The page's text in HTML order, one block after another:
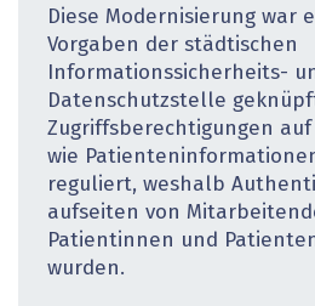
Diese Modernisierung war
Vorgaben der städtischen
Informationssicherheits-
Datenschutzstelle
Zugriffsberechtigungen
wie
reguliert, weshalb
aufseiten von
Patientinnen und
wurden.